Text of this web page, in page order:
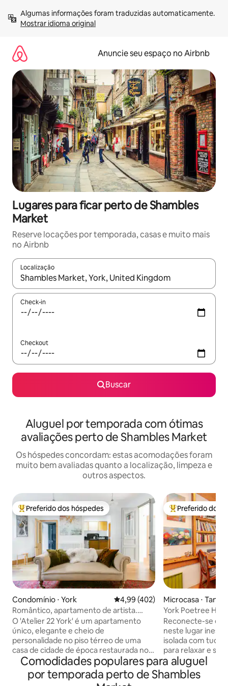
para
Mostrar idioma original
Anuncie seu espaço no Airbnb
Lugares para ficar perto de Shambles
Market
Reserve locações por temporada, casas e muito mais
no Airbnb
Localização
Quando os resultados estiverem disponíveis, explore-os
Check-in
Checkout
Buscar
Aluguel por temporada com ótimas
avaliações perto de Shambles Market
Os hóspedes concordam: estas acomodações foram
muito bem avaliadas quanto a localização, limpeza e
outros aspectos.
Entre os melhores preferidos dos hóspedes
Preferido dos hóspedes
Condomínio ⋅ York 4,99 de uma avaliação média de
4,99 (402)
Romântico, apartamento de artista.
Centro da cidade. Estacionamento
gratuito.
O 'Atelier 22 York' é um apartamento
único, elegante e cheio de
personalidade no piso térreo de uma
casa de cidade de época restaurada no
centro da cidade de York. Com um estilo
amoroso por seus proprietários artistas,
foi selecionado por Alistair Sawday
Entre os
Preferido dos
Microcasa ⋅ Tang
York Poetree
árvore para uma
Reconecte-se e
neste lugar
isolada com tudo
para relaxar e se
atendimento,
fornecidas pelo
profissional) ou
Comodidades populares para aluguel
por temporada perto de Shambles